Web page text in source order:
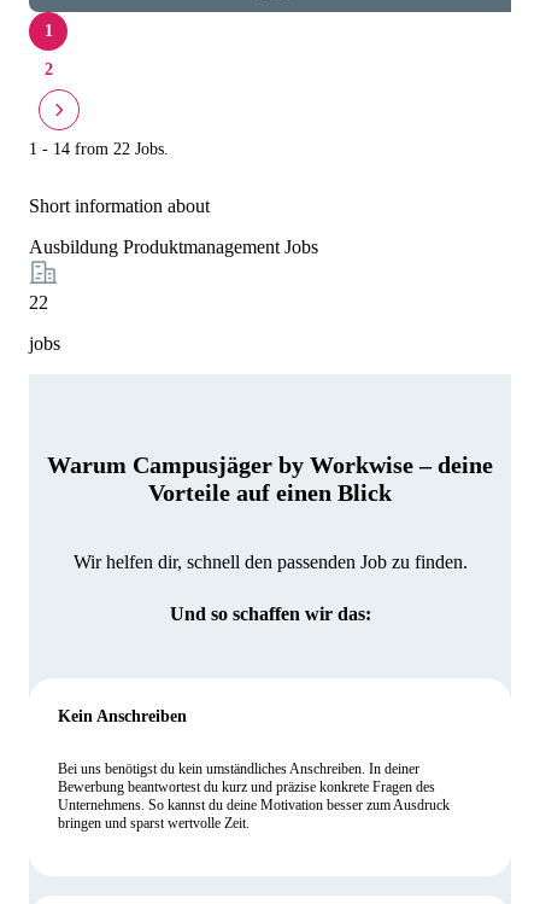
1
2
1 - 14 from 22 Jobs.
Short information about
Ausbildung Produktmanagement Jobs
22
jobs
Warum Campusjäger by Workwise – deine
Vorteile auf einen Blick
Wir helfen dir, schnell den passenden Job zu finden.
Und so schaffen wir das:
Kein Anschreiben
Bei uns benötigst du kein umständliches Anschreiben. In deiner
Bewerbung beantwortest du kurz und präzise konkrete Fragen des
Unternehmens. So kannst du deine Motivation besser zum Ausdruck
bringen und sparst wertvolle Zeit.